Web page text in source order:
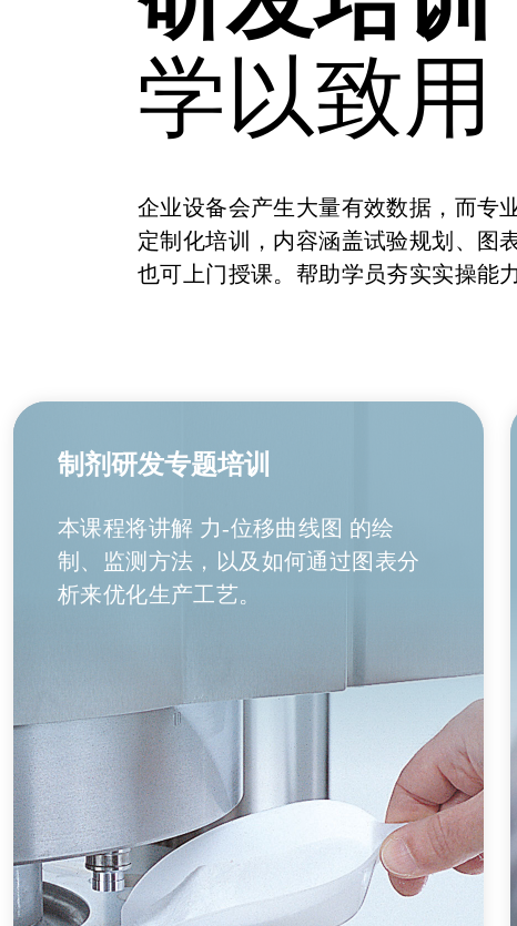
学以致
企业设备会产生大量有效数据，而专
定制化培训，内容涵盖试验规划、图
也可上门授课。帮助学员夯实实操能
制剂研发专题培训
本课程将讲解 力-位移曲线图 的绘
制、监测方法，以及如何通过图表分
析来优化生产工艺。